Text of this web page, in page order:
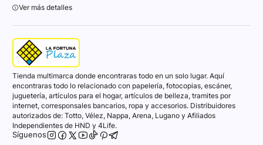
Ver más detalles
Tienda multimarca donde encontraras todo en un solo lugar. Aquí
encontraras todo lo relacionado con papelería, fotocopias, escáner,
juguetería, artículos para el hogar, artículos de belleza, tramites por
internet, corresponsales bancarios, ropa y accesorios. Distribuidores
autorizados de: Totto, Vélez, Nappa, Arena, Lugano y Afiliados
Independientes de HND y 4Life.
Síguenos